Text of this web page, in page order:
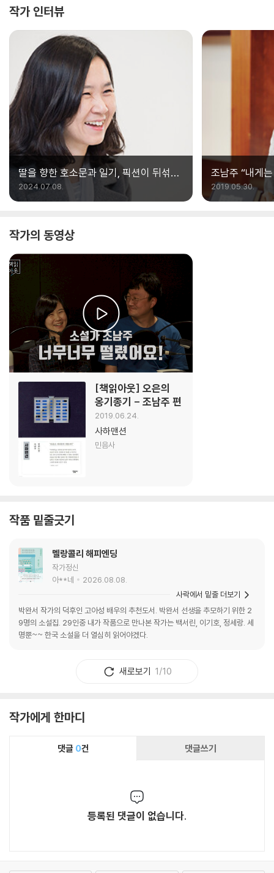
작가 인터뷰
딸을 향한 호소문과 일기, 픽션이 뒤섞인
글이 소설로
2024.07.08.
조남주 “내게
2019.05.30.
작가의 동영상
[책읽아웃] 오은의
옹기종기 - 조남주 편
2019.06.24.
사하맨션
민음사
작품 밑줄긋기
멜랑콜리 해피엔딩
작가정신
아**네
2026.08.08.
박완서 작가의 덕후인 고아성 배우의 추천도서. 박완서 선생을 추모하기 위한 2
9명의 소설집. 29인중 내가 작품으로 만나본 작가는 백서린, 이기호, 정세랑. 세
명뿐~~ 한국 소설을 더 열심히 읽어야겠다.
사락에서 밑줄 더보기
새로보기 1/10
작가에게 한마디
댓글 0건 댓글쓰기
등록된 댓글이 없습니다.